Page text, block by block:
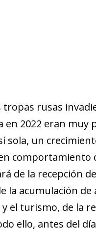
rusas
2022 eran muy
un
comportamiento
de la recepción
la acumulación
el turismo, de la
ello, antes del